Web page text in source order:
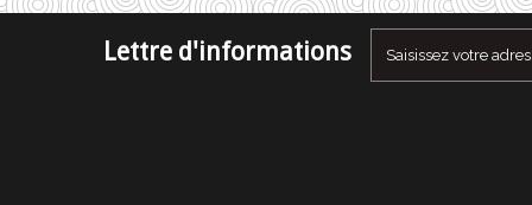
Lettre d'informations